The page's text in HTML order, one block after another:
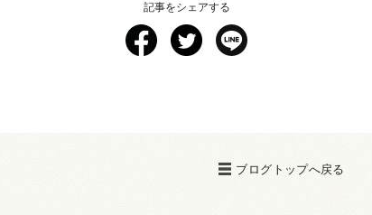
記事をシェアする
ブログトップへ戻る